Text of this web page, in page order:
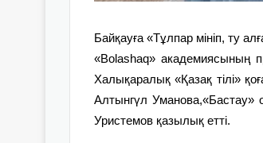
Байқауға «Тұлпар мініп, ту
«Bolashaq» академиясының
Халықаралық «Қазақ тілі»
Алтынгүл Уманова,«Бастау»
Уристемов қазылық етті.